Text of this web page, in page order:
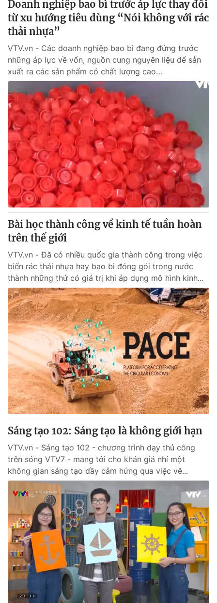
® Cấm sao chép dưới mọi hình thức nếu không có sự chấp
thuận bằng văn bản. Ghi rõ nguồn VTV.vn khi phát hành lại
thông tin từ website này.
Doanh nghiệp bao bì trước áp lực thay đổi
từ xu hướng tiêu dùng “Nói không với rác
thải nhựa”
VTV.vn - Các doanh nghiệp bao bì đang đứng trước
những áp lực về vốn, nguồn cung nguyên liệu để sản
xuất ra các sản phẩm có chất lượng cao…
Bài học thành công về kinh tế tuần hoàn
trên thế giới
VTV.vn - Đã có nhiều quốc gia thành công trong việc
biến rác thải nhựa hay bao bì đóng gói trong nước
thành những thứ có giá trị khi áp dụng mô hình kinh...
Sáng tạo 102: Sáng tạo là không giới hạn
VTV.vn - Sáng tạo 102 - chương trình dạy thủ công
trên sóng VTV7 - mang tới cho khán giả nhí một
không gian sáng tạo đầy cảm hứng qua việc vẽ...